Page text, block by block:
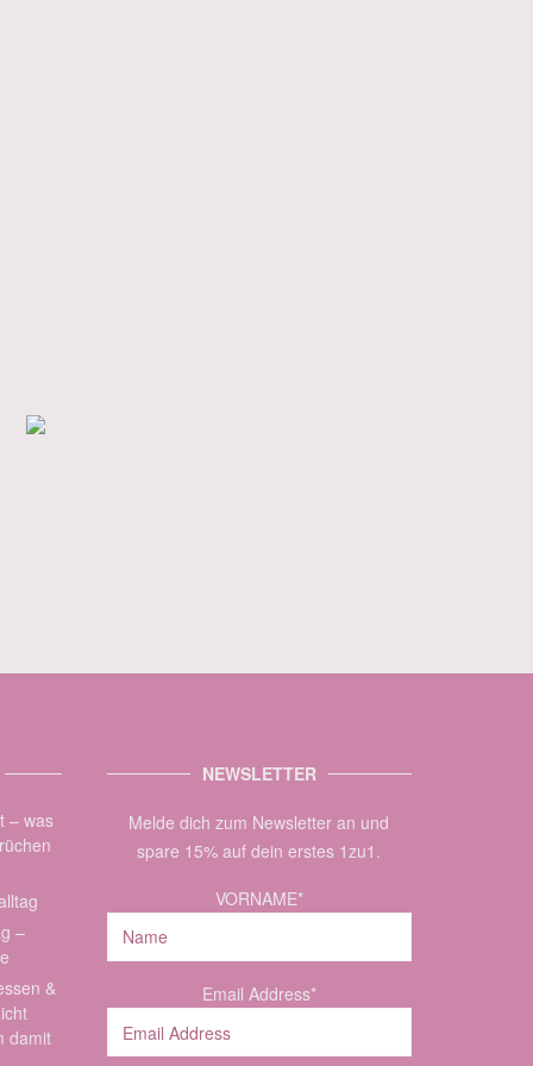
– was
–
&
damit
NEWSLETTER
Melde dich zum Newsletter an und
spare 15% auf dein erstes 1zu1.
VORNAME*
Email Address*